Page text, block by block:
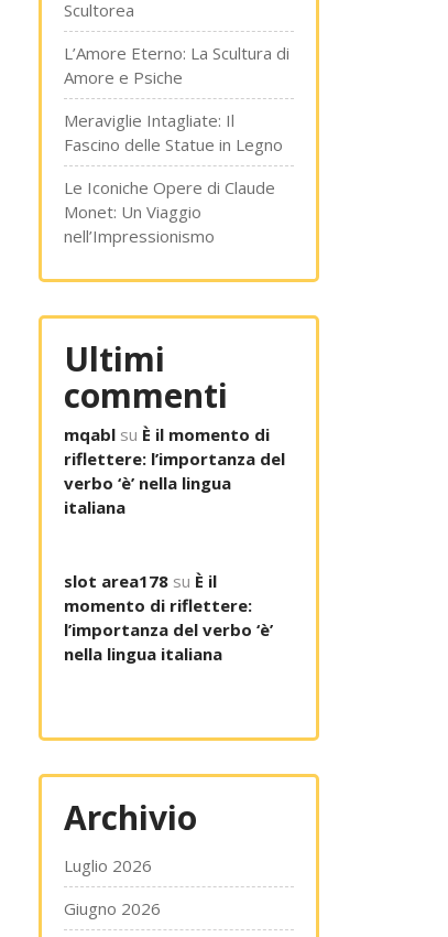
Scultorea
L’Amore Eterno: La Scultura di
Amore e Psiche
Meraviglie Intagliate: Il
Fascino delle Statue in Legno
Le Iconiche Opere di Claude
Monet: Un Viaggio
nell’Impressionismo
Ultimi
commenti
mqabl su È il momento di
riflettere: l’importanza del
verbo ‘è’ nella lingua
italiana
slot area178 su È il
momento di riflettere:
l’importanza del verbo ‘è’
nella lingua italiana
Archivio
Luglio 2026
Giugno 2026